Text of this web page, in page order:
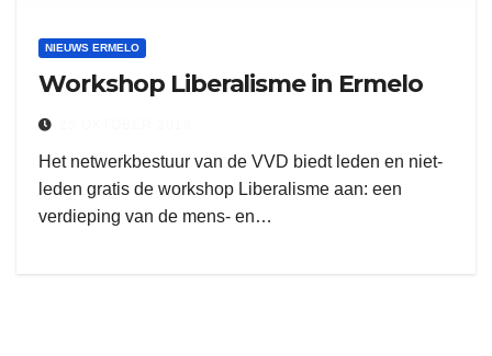
NIEUWS ERMELO
Workshop Liberalisme in Ermelo
Het netwerkbestuur van de VVD biedt leden en niet-
leden gratis de workshop Liberalisme aan: een
verdieping van de mens- en…